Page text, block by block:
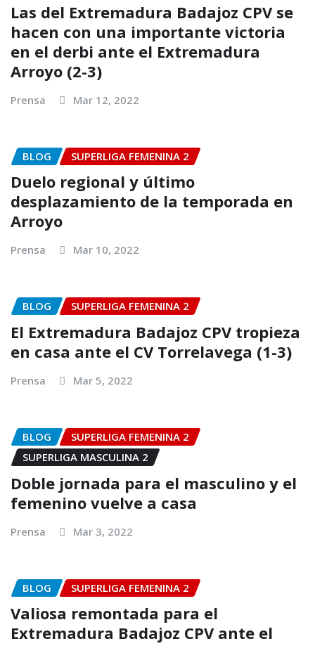
Las del Extremadura Badajoz CPV se
hacen con una importante victoria
en el derbi ante el Extremadura
Arroyo (2-3)
Prensa Mar 12, 2022
BLOG SUPERLIGA FEMENINA 2
Duelo regional y último
desplazamiento de la temporada en
Arroyo
Prensa Mar 10, 2022
BLOG SUPERLIGA FEMENINA 2
El Extremadura Badajoz CPV tropieza
en casa ante el CV Torrelavega (1-3)
Prensa Mar 5, 2022
BLOG
SUPERLIGA FEMENINA 2
SUPERLIGA MASCULINA 2
Doble jornada para el masculino y el
femenino vuelve a casa
Prensa Mar 3, 2022
BLOG SUPERLIGA FEMENINA 2
Valiosa remontada para el
Extremadura Badajoz CPV ante el